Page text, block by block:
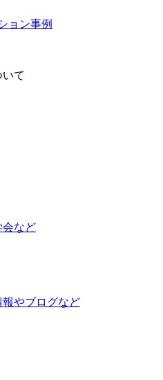
ョン事例
て
会など
やブログなど